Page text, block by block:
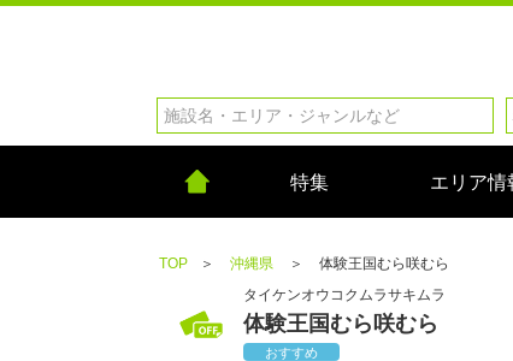
特集 エリア情
TOP ＞ 沖縄県 ＞
体験王国むら咲むら
タイケンオウコクムラサキムラ
体験王国むら咲むら
おすすめ